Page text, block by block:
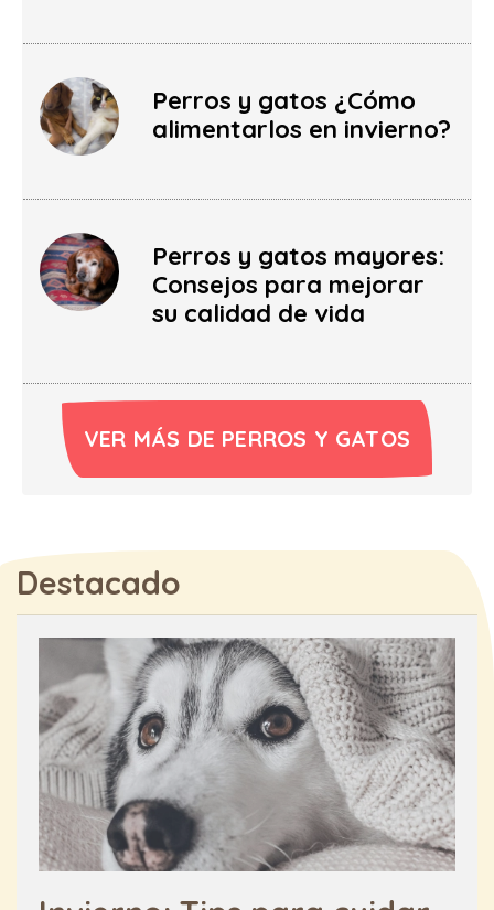
Perros y gatos ¿Cómo
alimentarlos en invierno?
Perros y gatos mayores:
Consejos para mejorar
su calidad de vida
VER MÁS DE PERROS Y GATOS
Destacado